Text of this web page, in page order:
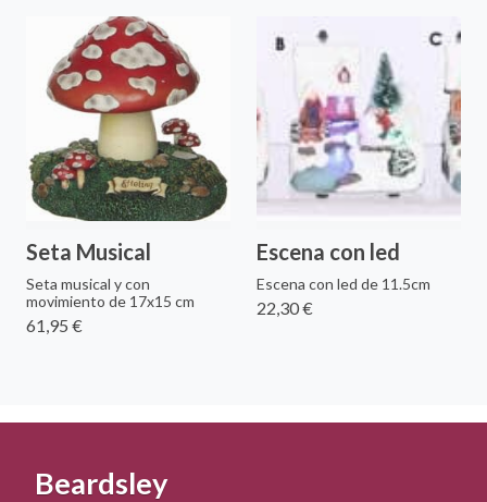
Seta Musical
Seta musical y con
movimiento de 17x15 cm
61,95 €
Escena con led
Escena con led de 11.5cm
22,30 €
Beardsley